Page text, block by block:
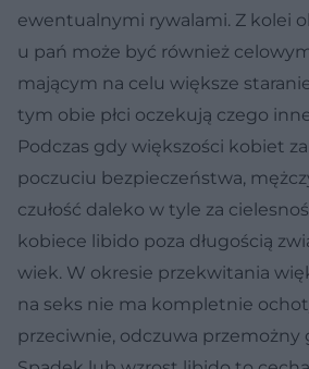
ewentualnymi rywalami. Z kolei
u pań może być również
mającym na celu większe
tym obie płci oczekują czego
Podczas gdy większości kobiet
poczuciu bezpieczeństwa,
czułość daleko w tyle za
kobiece libido poza długością
wiek. W okresie przekwitania
na seks nie ma kompletnie
przeciwnie, odczuwa przemożny